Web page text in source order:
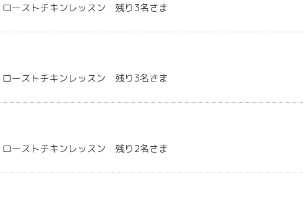
ローストチキンレッスン 残り3名さま
ローストチキンレッスン 残り3名さま
ローストチキンレッスン 残り2名さま